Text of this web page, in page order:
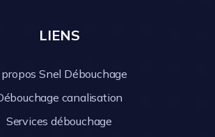
LIENS
Snel Débouchage
canalisation
Services débouchage